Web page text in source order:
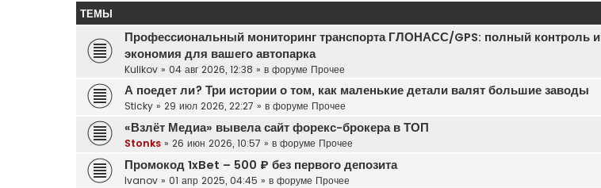
ТЕМЫ
Профессиональный мониторинг транспорта ГЛОНАСС/GPS: полный контроль и
экономия для вашего автопарка
Kulikov » 04 авг 2026, 12:38 » в форуме Прочее
А поедет ли? Три истории о том, как маленькие детали валят большие заводы
Sticky » 29 июл 2026, 22:27 » в форуме Прочее
«Взлёт Медиа» вывела сайт форекс-брокера в ТОП
Stonks » 26 июн 2026, 10:57 » в форуме Прочее
Промокод 1xBet – 500 ₽ без первого депозита
Ivanov » 01 апр 2025, 04:45 » в форуме Прочее